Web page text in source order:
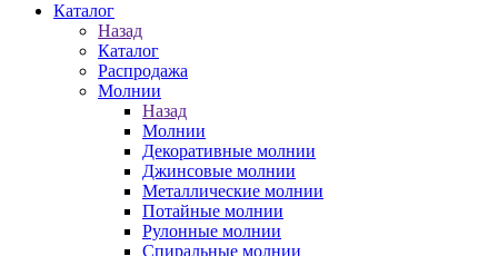
Каталог
Назад
Каталог
Распродажа
Молнии
Назад
Молнии
Декоративные молнии
Джинсовые молнии
Металлические молнии
Потайные молнии
Рулонные молнии
Спиральные молнии